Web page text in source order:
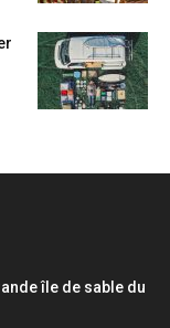
île de sable du